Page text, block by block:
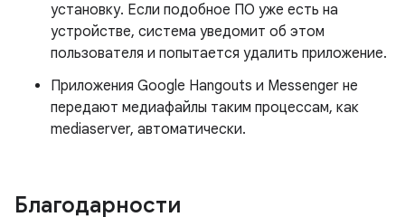
установку. Если подобное ПО уже есть на
устройстве, система уведомит об этом
пользователя и попытается удалить приложение.
Приложения Google Hangouts и Messenger не
передают медиафайлы таким процессам, как
mediaserver, автоматически.
Благодарности